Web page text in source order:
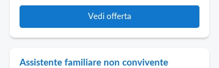
Vedi offerta
Assistente familiare non convivente